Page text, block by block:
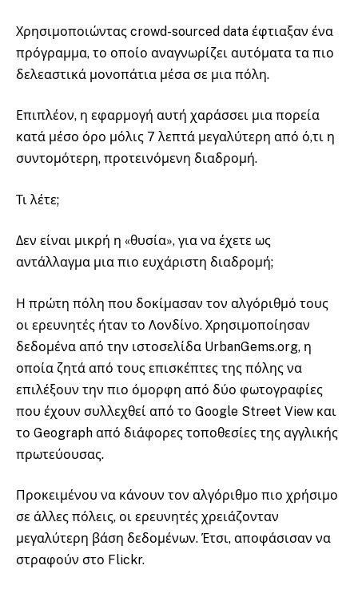
Χρησιμοποιώντας crowd-sourced data έφτιαξαν ένα
πρόγραμμα, το οποίο αναγνωρίζει αυτόματα τα πιο
δελεαστικά μονοπάτια μέσα σε μια πόλη.
Επιπλέον, η εφαρμογή αυτή χαράσσει μια πορεία
κατά μέσο όρο μόλις 7 λεπτά μεγαλύτερη από ό,τι η
συντομότερη, προτεινόμενη διαδρομή.
Τι λέτε;
Δεν είναι μικρή η «θυσία», για να έχετε ως
αντάλλαγμα μια πιο ευχάριστη διαδρομή;
Η πρώτη πόλη που δοκίμασαν τον αλγόριθμό τους
οι ερευνητές ήταν το Λονδίνο. Χρησιμοποίησαν
δεδομένα από την ιστοσελίδα UrbanGems.org, η
οποία ζητά από τους επισκέπτες της πόλης να
επιλέξουν την πιο όμορφη από δύο φωτογραφίες
που έχουν συλλεχθεί από το Google Street View και
το Geograph από διάφορες τοποθεσίες της αγγλικής
πρωτεύουσας.
Προκειμένου να κάνουν τον αλγόριθμο πιο χρήσιμο
σε άλλες πόλεις, οι ερευνητές χρειάζονταν
μεγαλύτερη βάση δεδομένων. Έτσι, αποφάσισαν να
στραφούν στο Flickr.